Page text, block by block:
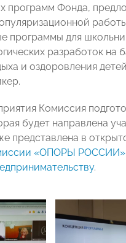
программ Фонда,
программы для
разработок на
и оздоровления
Комиссия
будет направлена
представлена в
«ОПОРЫ РОССИИ»
.